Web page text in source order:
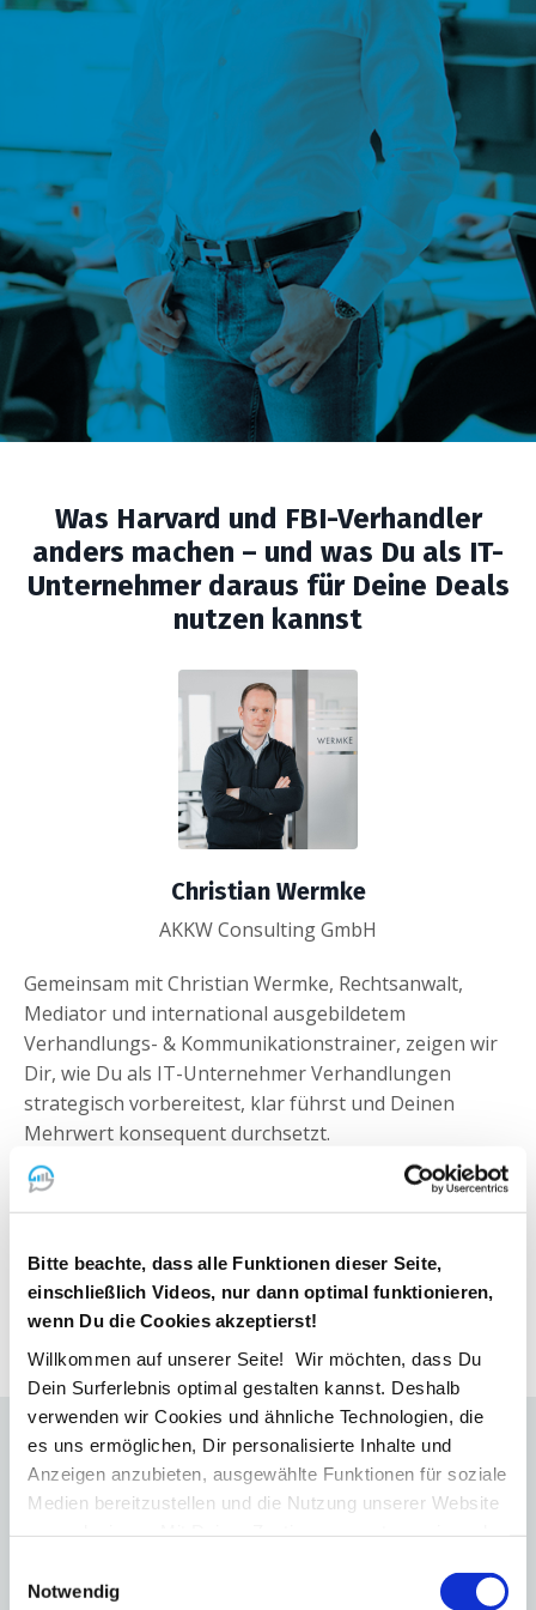
Bitte beachte, dass alle Funktionen dieser Seite,
einschließlich Videos, nur dann optimal funktionieren,
wenn Du die Cookies akzeptierst!
Willkommen auf unserer Seite! Wir möchten, dass Du
Dein Surferlebnis optimal gestalten kannst. Deshalb
verwenden wir Cookies und ähnliche Technologien, die
es uns ermöglichen, Dir personalisierte Inhalte und
Anzeigen anzubieten, ausgewählte Funktionen für soziale
Medien bereitzustellen und die Nutzung unserer Website
personalisierte Anzeigen und Inhalte. Du kannst Deine
Notwendig
Mehr Marge statt Rabatte
Du positionierst Deinen Mehrwert klar und
verhinderst, dass Leistungsumfang wächst,
während Dein Preis stehen bleibt.
Mehr Durchsetzung bei
& Managed Services
Du setzt Grenzen sauber, definierst
Inklusivleistungen klar – und behältst die
Führung bei Zusatzwünschen.
Was Harvard und FBI-Verhandler
anders machen – und was Du als IT-
Unternehmer daraus für Deine Deals
nutzen kannst
Christian Wermke
AKKW Consulting GmbH
Gemeinsam mit Christian Wermke, Rechtsanwalt,
Mediator und international ausgebildetem
Verhandlungs- & Kommunikationstrainer, zeigen wir
Dir, wie Du als IT-Unternehmer Verhandlungen
strategisch vorbereitest, klar führst und Deinen
Mehrwert konsequent durchsetzt.
Du erfährst, wie Du Preis- und Leistungsdiskussionen
souverän steuerst, Grenzen sauber setzt und in
verhandlungssicher auftrittst – ohne Dich in
Rabattschlachten zu verlieren.
So verändert sich Dein
Verhandlungsalltag als IT-
Unternehmer